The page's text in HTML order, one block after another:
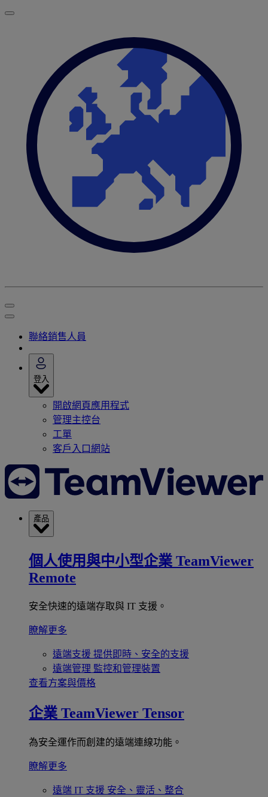
聯絡銷售人員
登入
開啟網頁應用程式
管理主控台
工單
客戶入口網站
產品
個人使用與中小型企業 TeamViewer
Remote
安全快速的遠端存取與 IT 支援。
瞭解更多
遠端支援 提供即時、安全的支援
遠端管理 監控和管理裝置
查看方案與價格
企業 TeamViewer Tensor
為安全運作而創建的遠端連線功能。
瞭解更多
遠端 IT 支援 安全、靈活、整合